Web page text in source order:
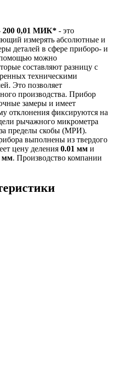
0,01 МИК* - это
измерять абсолютные и
деталей в сфере приборо- и
помощью можно
составляют разницу с
техническими
Это позволяет
производства. Прибор
замеры и имеет
отклонения фиксируются на
рычажного микрометра
за пределы скобы (МРИ).
выполнены из твердого
цену деления 0.01 мм и
мм. Производство компании